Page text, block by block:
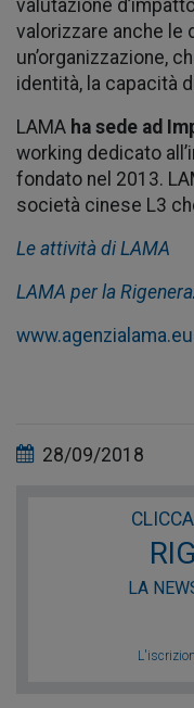
valutazione
valorizzare anche le
un’organizzazione,
identità, la capacità
LAMA ha sede ad
working dedicato
fondato nel 2013.
società cinese L3
Le attività di LAMA
LAMA per la
www.agenzialama.eu
28/09/2018
LA